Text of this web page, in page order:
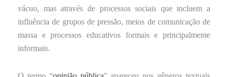
vácuo, mas através de processos sociais que incluem a
influência de grupos de pressão, meios de comunicação de
massa e processos educativos formais e principalmente
informais.